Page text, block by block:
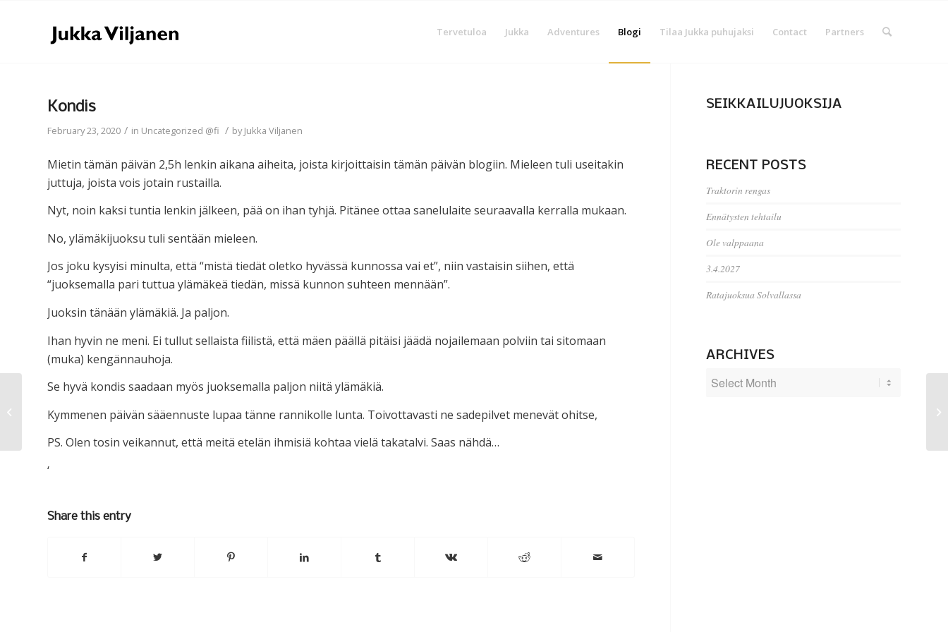
Tervetuloa Jukka Adventures Blogi Tilaa Jukka puhujaksi Contact Partners
Kondis
February 23, 2020 / in Uncategorized @fi / byJukka Viljanen
Mietin tämän päivän 2,5h lenkin aikana aiheita, joista kirjoittaisin tämän päivän blogiin. Mieleen tuli useitakin
juttuja, joista vois jotain rustailla.
Nyt, noin kaksi tuntia lenkin jälkeen, pää on ihan tyhjä. Pitänee ottaa sanelulaite seuraavalla kerralla mukaan.
No, ylämäkijuoksu tuli sentään mieleen.
Jos joku kysyisi minulta, että “mistä tiedät oletko hyvässä kunnossa vai et”, niin vastaisin siihen, että
“juoksemalla pari tuttua ylämäkeä tiedän, missä kunnon suhteen mennään”.
Juoksin tänään ylämäkiä. Ja paljon.
Ihan hyvin ne meni. Ei tullut sellaista fiilistä, että mäen päällä pitäisi jäädä nojailemaan polviin tai sitomaan
(muka) kengännauhoja.
Se hyvä kondis saadaan myös juoksemalla paljon niitä ylämäkiä.
Kymmenen päivän sääennuste lupaa tänne rannikolle lunta. Toivottavasti ne sadepilvet menevät ohitse,
PS. Olen tosin veikannut, että meitä etelän ihmisiä kohtaa vielä takatalvi. Saas nähdä…
‘
Share this entry
SEIKKAILUJUOKSIJA
RECENT POSTS
Traktorin rengas
Ennätysten tehtailu
Ole valppaana
3.4.2027
Ratajuoksua Solvallassa
ARCHIVES
Pientä edistymistä